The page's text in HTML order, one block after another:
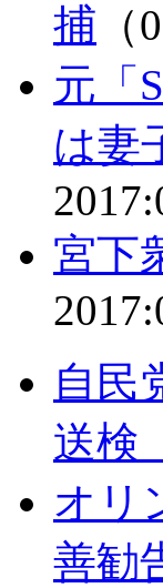
捕
元「
は妻
宮下
自民
送検
オリ
善勧